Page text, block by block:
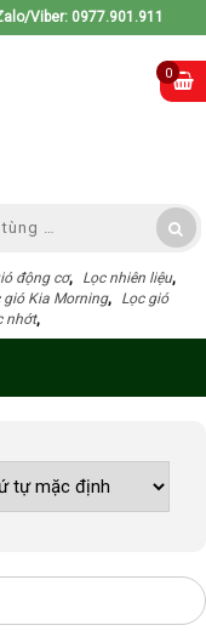
Viber: 0977.901.911
động cơ, Lọc nhiên liệu,
gió Kia Morning,
Lọc gió
nhớt,
0